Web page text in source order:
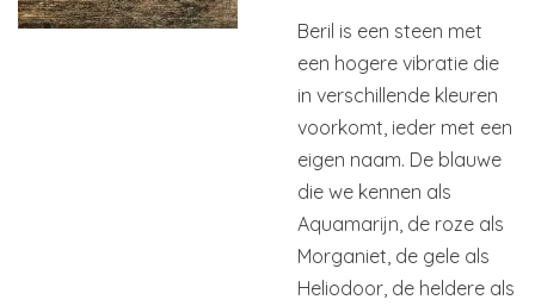
Beril is een steen met
een hogere vibratie die
in verschillende kleuren
voorkomt, ieder met een
eigen naam. De blauwe
die we kennen als
Aquamarijn, de roze als
Morganiet, de gele als
Heliodoor, de heldere als